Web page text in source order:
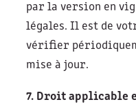
par la version en
légales. Il est de
vérifier
mise à jour.
7. Droit applicable